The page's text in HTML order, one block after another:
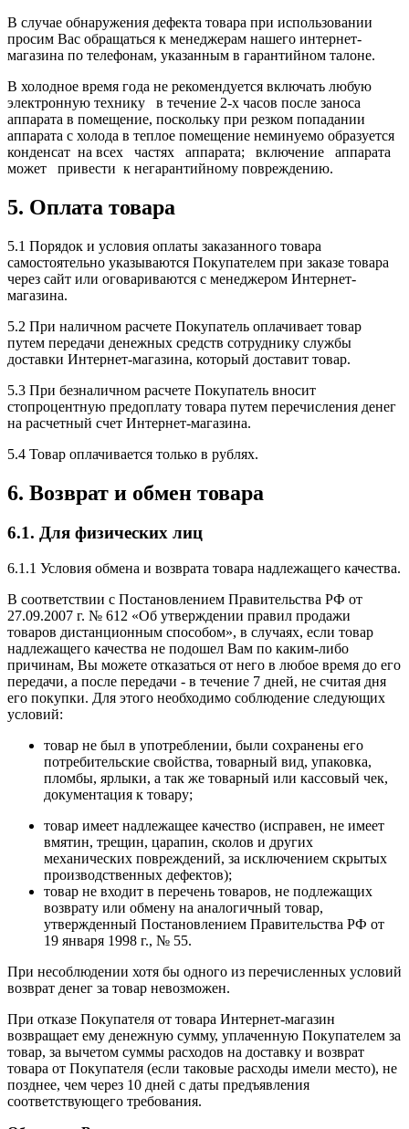
В случае обнаружения дефекта товара при использовании
просим Вас обращаться к менеджерам нашего интернет-
магазина по телефонам, указанным в гарантийном талоне.
В холодное время года не рекомендуется включать любую
электронную технику в течение 2-х часов после заноса
аппарата в помещение, поскольку при резком попадании
аппарата с холода в теплое помещение неминуемо образуется
конденсат на всех частях аппарата; включение аппарата
может привести к негарантийному повреждению.
5. Оплата товара
5.1 Порядок и условия оплаты заказанного товара
самостоятельно указываются Покупателем при заказе товара
через сайт или оговариваются с менеджером Интернет-
магазина.
5.2 При наличном расчете Покупатель оплачивает товар
путем передачи денежных средств сотруднику службы
доставки Интернет-магазина, который доставит товар.
5.3 При безналичном расчете Покупатель вносит
стопроцентную предоплату товара путем перечисления денег
на расчетный счет Интернет-магазина.
5.4 Товар оплачивается только в рублях.
6. Возврат и обмен товара
6.1. Для физических лиц
6.1.1 Условия обмена и возврата товара надлежащего качества.
В соответствии с Постановлением Правительства РФ от
27.09.2007 г. № 612 «Об утверждении правил продажи
товаров дистанционным способом», в случаях, если товар
надлежащего качества не подошел Вам по каким-либо
причинам, Вы можете отказаться от него в любое время до его
передачи, а после передачи - в течение 7 дней, не считая дня
его покупки. Для этого необходимо соблюдение следующих
условий:
товар не был в употреблении, были сохранены его
потребительские свойства, товарный вид, упаковка,
пломбы, ярлыки, а так же товарный или кассовый чек,
документация к товару;
товар имеет надлежащее качество (исправен, не имеет
вмятин, трещин, царапин, сколов и других
механических повреждений, за исключением скрытых
производственных дефектов);
товар не входит в перечень товаров, не подлежащих
возврату или обмену на аналогичный товар,
утвержденный Постановлением Правительства РФ от
19 января 1998 г., № 55.
При несоблюдении хотя бы одного из перечисленных условий
возврат денег за товар невозможен.
При отказе Покупателя от товара Интернет-магазин
возвращает ему денежную сумму, уплаченную Покупателем за
товар, за вычетом суммы расходов на доставку и возврат
товара от Покупателя (если таковые расходы имели место), не
позднее, чем через 10 дней с даты предъявления
соответствующего требования.